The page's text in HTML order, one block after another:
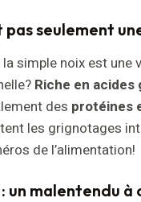
pas seulement
simple noix est une
Riche en acides
des protéines
les grignotages
de l’alimentation!
un malentendu